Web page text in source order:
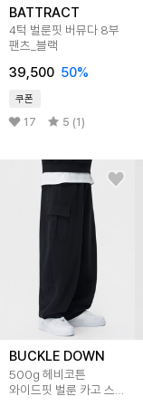
BATTRACT
4턱 벌룬핏 버뮤다 8부
팬츠_블랙
39,500 50%
쿠폰
17 5 (1)
BUCKLE DOWN
500g 헤비코튼
와이드핏 벌룬 카고 스웻